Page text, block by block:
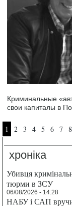
Криминальные
свои капиталы в
Страницы
1 2 3 4 5 6 7 8
хроніка
Убивця
тюрми в ЗСУ
06/08/2026 - 14:28
НАБУ і САП